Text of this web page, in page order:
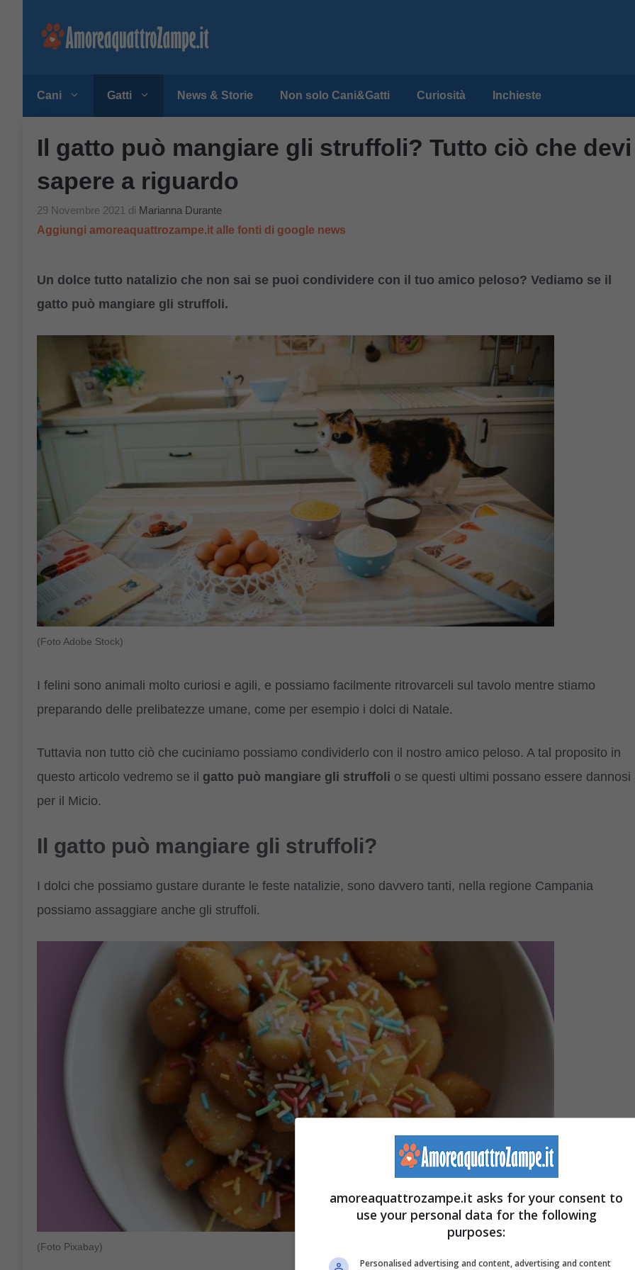
Cani Gatti News & Storie Non solo Cani&Gatti Curiosità Inchieste
Il gatto può mangiare gli struffoli? Tutto ciò che devi
sapere a riguardo
29 Novembre 2021 di Marianna Durante
Aggiungi amoreaquattrozampe.it alle fonti di google news
Un dolce tutto natalizio che non sai se puoi condividere con il tuo amico peloso? Vediamo se il
gatto può mangiare gli struffoli.
(Foto Adobe Stock)
I felini sono animali molto curiosi e agili, e possiamo facilmente ritrovarceli sul tavolo mentre stiamo
preparando delle prelibatezze umane, come per esempio i dolci di Natale.
Tuttavia non tutto ciò che cuciniamo possiamo condividerlo con il nostro amico peloso. A tal proposito in
questo articolo vedremo se il gatto può mangiare gli struffoli o se questi ultimi possano essere dannosi
per il Micio.
Il gatto può mangiare gli struffoli?
I dolci che possiamo gustare durante le feste natalizie, sono davvero tanti, nella regione Campania
possiamo assaggiare anche gli struffoli.
(Foto Pixabay)
amoreaquattrozampe.it asks for your consent to
use your personal data for the following
purposes:
Personalised advertising and content, advertising and content